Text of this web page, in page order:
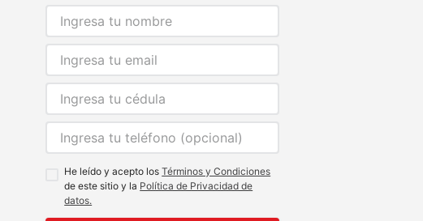
He leído y acepto losTérminos y Condiciones
de este sitio y la Política de Privacidad de
datos.